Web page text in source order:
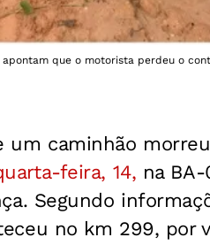
que o motorista perdeu o
um caminhão
feira, 14, na
Segundo
no km 299, por